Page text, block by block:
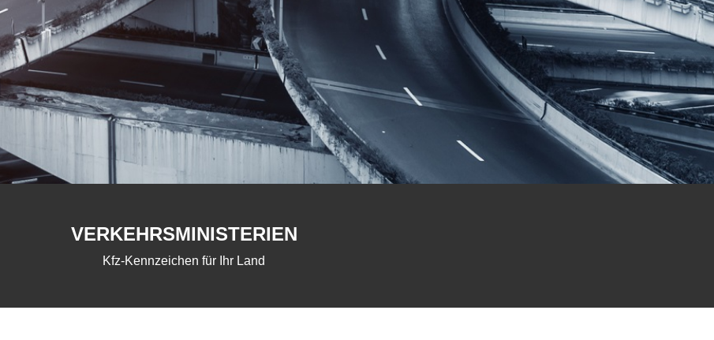
VERKEHRSMINISTERIEN
Kfz-Kennzeichen für Ihr Land